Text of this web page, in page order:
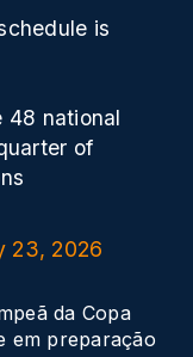
is
48 national
of
23, 2026
da Copa
em preparação